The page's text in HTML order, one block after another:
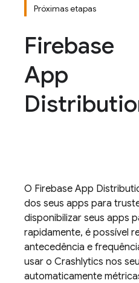
Próximas etapas
Firebase
App
O Firebase App
dos seus apps para
disponibilizar seus apps
rapidamente, é possível
antecedência e
usar o Crashlytics nos
automaticamente